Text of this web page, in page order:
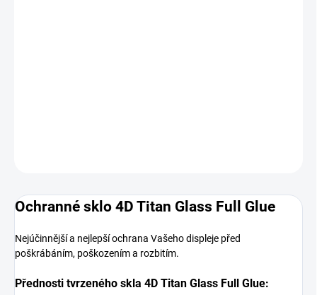
Ochranné sklo 4D Titan Glass Full Glue
Nejúčinnější a nejlepší ochrana Vašeho displeje před
poškrábáním, poškozením a rozbitím.
Přednosti tvrzeného skla 4D Titan Glass Full Glue: